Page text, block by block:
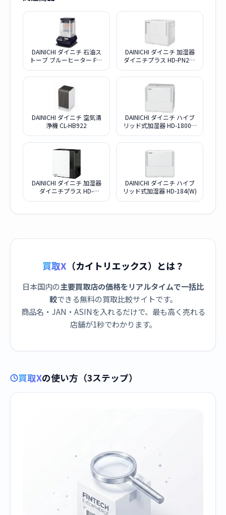
DAINICHI ダイニチ 石油ス
トーブ ブルーヒーター FM-
DAINICHI ダイニチ 加湿器
ダイニチプラス HD-PN245
DAINICHI ダイニチ 空気清
浄機 CL-HB922
DAINICHI ダイニチ ハイブ
リッド式加湿器 HD-1800F-
DAINICHI ダイニチ 加湿器
ダイニチプラス HD-
DAINICHI ダイニチ ハイブ
リッド式加湿器 HD-184(W)
買取X （カイトリエックス）とは？
日本国内の主要買取店の価格をリアルタイムで一括比
較できる無料の買取比較サイトです。
商品名・JAN・ASINを入れるだけで、最も高く売れる
店舗が1秒でわかります。
買取Xの使い方（3ステップ）